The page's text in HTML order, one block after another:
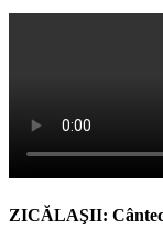
ZICĂLAŞII: